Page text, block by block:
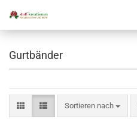
Gurtbänder
Sortieren nach
Sortieren nach